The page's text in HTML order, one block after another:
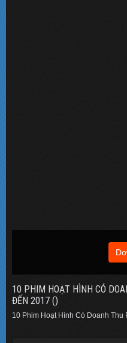
10 PHIM HOẠT HÌNH CÓ
ĐẾN 2017 ()
10 Phim Hoạt Hình Có Doanh